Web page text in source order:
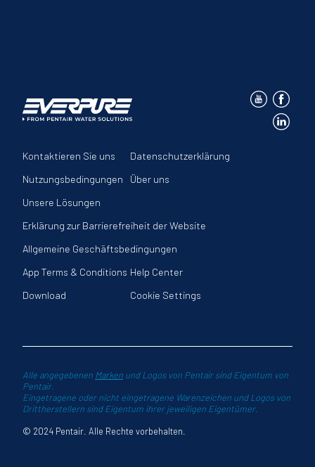
Kontaktieren Sie uns
Datenschutzerklärung
Nutzungsbedingungen
Über uns
Unsere Lösungen
Erklärung zur Barrierefreiheit der Website
Allgemeine Geschäftsbedingungen
App Terms & Conditions Help Center
Download
Cookie Settings
Alle angegebenen Marken und Logos von Pentair sind Eigentum von
Pentair.
Eingetragene oder nicht eingetragene Warenzeichen und Logos von
Drittherstellern sind Eigentum ihrer jeweiligen Eigentümer.
© 2024 Pentair. Alle Rechte vorbehalten.